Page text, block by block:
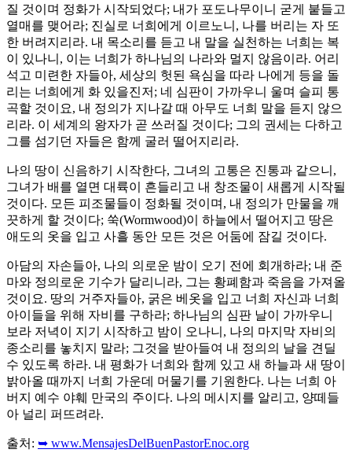
질 것이며 정화가 시작되었다; 내가 포도나무이니 굳게 붙들고
열매를 맺어라; 진실로 너희에게 이르노니, 나를 버리는 자 또
한 버려지리라. 내 목소리를 듣고 내 말을 실천하는 너희는 복
이 있나니, 이는 너희가 하나님의 나라와 멀지 않음이라. 어리
석고 미련한 자들아, 세상의 헛된 욕심을 따라 나에게 등을 돌
리는 너희에게 화 있을진저; 네 심판이 가까우니 울며 슬피 통
곡할 것이요, 내 정의가 지나갈 때 아무도 너희 말을 듣지 않으
리라. 이 세계의 왕자가 곧 쓰러질 것이다; 그의 권세는 다하고
그를 섬기던 자들은 함께 굴러 떨어지리라.
나의 땅이 신음하기 시작한다, 그녀의 고통은 진통과 같으니,
그녀가 배를 열면 대륙이 흔들리고 내 창조물이 새롭게 시작될
것이다. 모든 피조물들이 정화될 것이며, 내 정의가 만물을 깨
끗하게 할 것이다; 쑥(Wormwood)이 하늘에서 떨어지고 땅은
애도의 옷을 입고 사흘 동안 모든 것은 어둠에 잠길 것이다.
아담의 자손들아, 나의 의로운 밤이 오기 전에 회개하라; 내 준
마와 정의로운 기수가 달리니라, 그는 황폐함과 죽음을 가져올
것이요. 땅의 거주자들아, 굵은 베옷을 입고 너희 자신과 너희
아이들을 위해 자비를 구하라; 하나님의 심판 날이 가까우니
보라 저녁이 지기 시작하고 밤이 오나니, 나의 마지막 자비의
종소리를 놓치지 말라; 그것을 받아들여 내 정의의 날을 견딜
수 있도록 하라. 내 평화가 너희와 함께 있고 새 하늘과 새 땅이
밝아올 때까지 너희 가운데 머물기를 기원한다. 나는 너희 아
버지 예수 야훼 만국의 주이다. 나의 메시지를 알리고, 양떼들
아 널리 퍼뜨려라.
출처: ➥ www.MensajesDelBuenPastorEnoc.org